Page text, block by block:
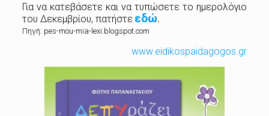
Για να κατεβάσετε και να τυπώσετε το ημερολόγιο
του Δεκεμβρίου, πατήστε εδώ.
Πηγή: pes-mou-mia-lexi.blogspot.com
www.eidikospaidagogos.gr